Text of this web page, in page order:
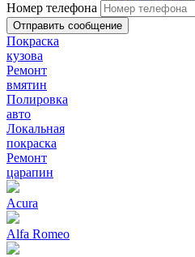
Номер телефона
Покраска
кузова
Ремонт
вмятин
Полировка
авто
Локальная
покраска
Ремонт
царапин
Acura
Alfa Romeo